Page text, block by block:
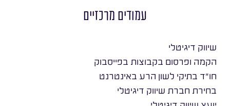
עמודים מרכזיים
שיווק דיגיטלי
הקמה ופרסום בקבוצות בפייסבוק
חו״ד בתיקי לשון הרע באינטרנט
בחירת חברת שיווק דיגיטלי